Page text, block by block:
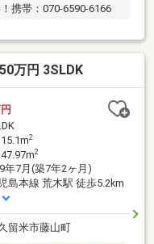
携帯：070-6590-6166
万円 3SLDK
2
2
年7月(築7年2ヶ月)
島本線 荒木駅 徒歩5.2km
留米市藤山町